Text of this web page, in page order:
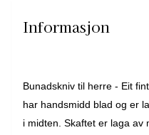
Informasjon
Bunadskniv til herre - Eit
har handsmidd blad og er
i midten. Skaftet er laga av